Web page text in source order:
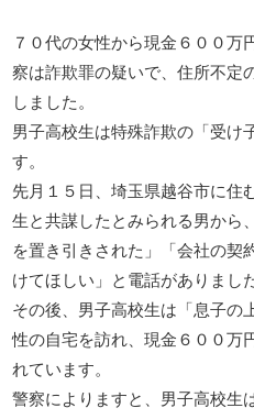
７０代の女性から現金６００万
察は詐欺罪の疑いで、住所不定
しました。
男子高校生は特殊詐欺の「受け
す。
先月１５日、埼玉県越谷市に住
生と共謀したとみられる男から
を置き引きされた」「会社の契
けてほしい」と電話がありました
その後、男子高校生は「息子の
性の自宅を訪れ、現金６００万
れています。
警察によりますと、男子高校生